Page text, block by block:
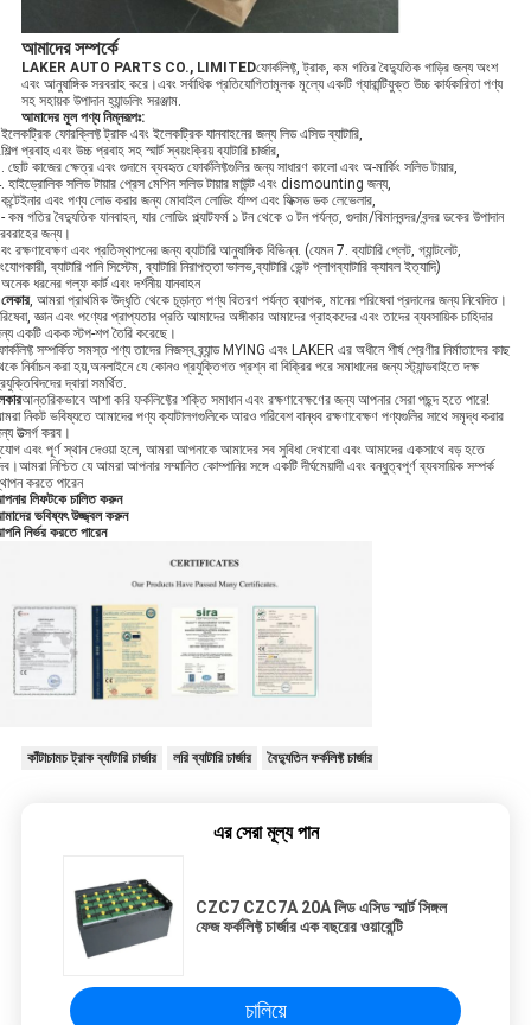
আমাদের সম্পর্কে
LAKER AUTO PARTS CO., LIMITEDফোর্কলিফ্ট, ট্রাক, কম গতির বৈদ্যুতিক গাড়ির জন্য অংশ
এবং আনুষাঙ্গিক সরবরাহ করে।এবং সর্বাধিক প্রতিযোগিতামূলক মূল্যে একটি গ্যারান্টিযুক্ত উচ্চ কার্যকারিতা পণ্য
সহ সহায়ক উপাদান হ্যান্ডলিং সরঞ্জাম.
আমাদের মূল পণ্য নিম্নরূপঃ:
ফোরক্লিফ্ট ট্রাক এবং ইলেকট্রিক যানবাহনের জন্য লিড এসিড ব্যাটারি,
প্রবাহ এবং উচ্চ প্রবাহ সহ স্মার্ট স্বয়ংক্রিয় ব্যাটারি চার্জার,
ছোট কাজের ক্ষেত্র এবং গুদামে ব্যবহৃত ফোর্কলিফ্টগুলির জন্য সাধারণ কালো এবং অ-মার্কিং সলিড টায়ার,
হাইড্রোলিক সলিড টায়ার প্রেস মেশিন সলিড টায়ার মাউন্ট এবং dismounting জন্য,
এবং পণ্য লোড করার জন্য মোবাইল লোডিং র্যাম্প এবং ফিক্সড ডক লেভেলার,
কম গতির বৈদ্যুতিক যানবাহন, যার লোডিং প্ল্যাটফর্ম ১ টন থেকে ৩ টন পর্যন্ত, গুদাম/বিমানবন্দর/বন্দর ডকের উপাদান
জন্য।
রক্ষণাবেক্ষণ এবং প্রতিস্থাপনের জন্য ব্যাটারি আনুষাঙ্গিক বিভিন্ন. (যেমন 7. ব্যাটারি প্লেট, গ্যান্টলেট,
ব্যাটারি পানি সিস্টেম, ব্যাটারি নিরাপত্তা ভালভ,ব্যাটারি ভেন্ট প্লাগব্যাটারি ক্যাবল ইত্যাদি)
ধরনের গল্ফ কার্ট এবং দর্শনীয় যানবাহন
লেকার, আমরা প্রাথমিক উদ্ধৃতি থেকে চূড়ান্ত পণ্য বিতরণ পর্যন্ত ব্যাপক, মানের পরিষেবা প্রদানের জন্য নিবেদিত।
জ্ঞান এবং পণ্যের প্রাপ্যতার প্রতি আমাদের অঙ্গীকার আমাদের গ্রাহকদের এবং তাদের ব্যবসায়িক চাহিদার
একটি একক স্টপ-শপ তৈরি করেছে।
সম্পর্কিত সমস্ত পণ্য তাদের নিজস্ব ব্র্যান্ড MYING এবং LAKER এর অধীনে শীর্ষ শ্রেণীর নির্মাতাদের কাছ
নির্বাচন করা হয়,অনলাইনে যে কোনও প্রযুক্তিগত প্রশ্ন বা বিক্রির পরে সমাধানের জন্য স্ট্যান্ডবাইতে দক্ষ
দ্বারা সমর্থিত.
আন্তরিকভাবে আশা করি ফর্কলিফ্টের শক্তি সমাধান এবং রক্ষণাবেক্ষণের জন্য আপনার সেরা পছন্দ হতে পারে!
নিকট ভবিষ্যতে আমাদের পণ্য ক্যাটালগগুলিকে আরও পরিবেশ বান্ধব রক্ষণাবেক্ষণ পণ্যগুলির সাথে সমৃদ্ধ করার
উত্সর্গ করব।
এবং পূর্ণ স্থান দেওয়া হলে, আমরা আপনাকে আমাদের সব সুবিধা দেখাবো এবং আমাদের একসাথে বড় হতে
নিশ্চিত যে আমরা আপনার সম্মানিত কোম্পানির সঙ্গে একটি দীর্ঘমেয়াদী এবং বন্ধুত্বপূর্ণ ব্যবসায়িক সম্পর্ক
করতে পারেন
লিফটকে চালিত করুন
ভবিষ্যৎ উজ্জ্বল করুন
নির্ভর করতে পারেন
কাঁটাচামচ ট্রাক ব্যাটারি চার্জার লরি ব্যাটারি চার্জার বৈদ্যুতিন ফর্কলিফ্ট চার্জার
এর সেরা মূল্য পান
CZC7 CZC7A 20A লিড এসিড স্মার্ট সিঙ্গল
ফেজ ফর্কলিফ্ট চার্জার এক বছরের ওয়ারেন্টি
চালিয়ে